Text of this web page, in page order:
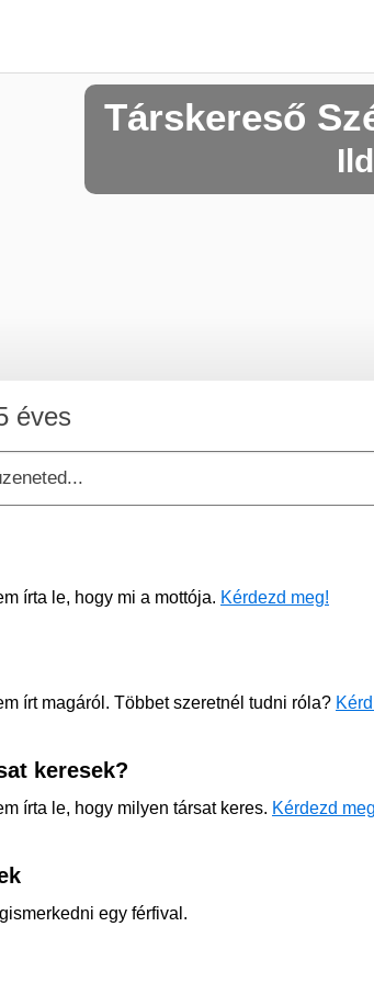
Társkereső
éves
írta le, hogy mi a mottója. Kérdezd meg!
írt magáról. Többet szeretnél tudni róla?
keresek?
írta le, hogy milyen társat keres. Kérdezd
egy férfival.